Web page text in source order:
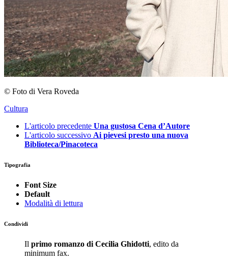
© Foto di Vera Roveda
Cultura
L'articolo precedente Una gustosa Cena d’Autore
L'articolo successivo Ai pievesi presto una nuova
Biblioteca/Pinacoteca
Tipografia
Font Size
Default
Modalità di lettura
Condividi
Il primo romanzo di Cecilia Ghidotti, edito da
minimum fax.